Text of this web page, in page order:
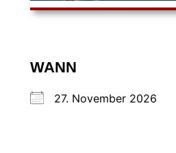
WANN
27. November 2026